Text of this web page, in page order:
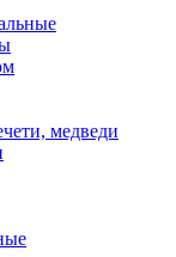
медведи